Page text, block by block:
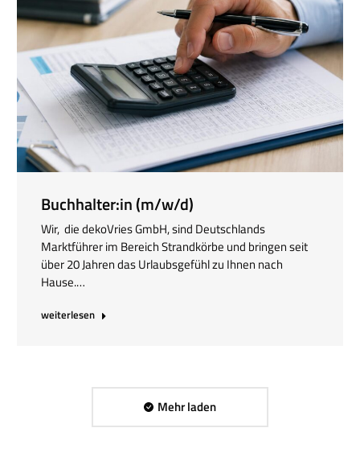
Buchhalter:in (m/w/d)
Wir, die dekoVries GmbH, sind Deutschlands
Marktführer im Bereich Strandkörbe und bringen seit
über 20 Jahren das Urlaubsgefühl zu Ihnen nach
Hause.…
weiterlesen
Mehr laden